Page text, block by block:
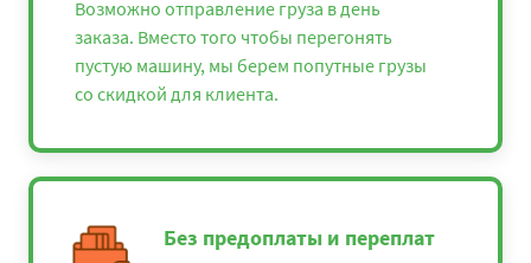
Возможно отправление груза в день
заказа. Вместо того чтобы перегонять
пустую машину, мы берем попутные грузы
со скидкой для клиента.
Без предоплаты и переплат